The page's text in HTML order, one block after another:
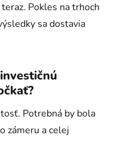
Pokles na trhoch
sa dostavia
Potrebná by bola
zámeru a celej